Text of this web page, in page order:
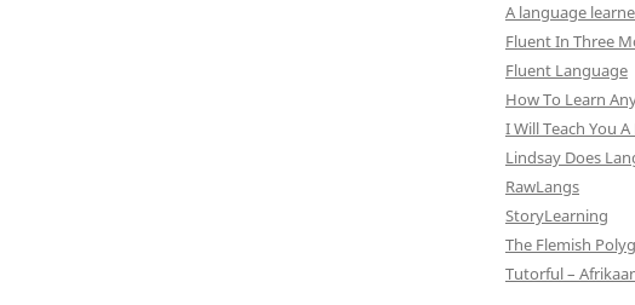
A language
Fluent In Three
Fluent Language
How To Learn
I Will Teach You
Lindsay Does
RawLangs
StoryLearning
The Flemish
Tutorful –